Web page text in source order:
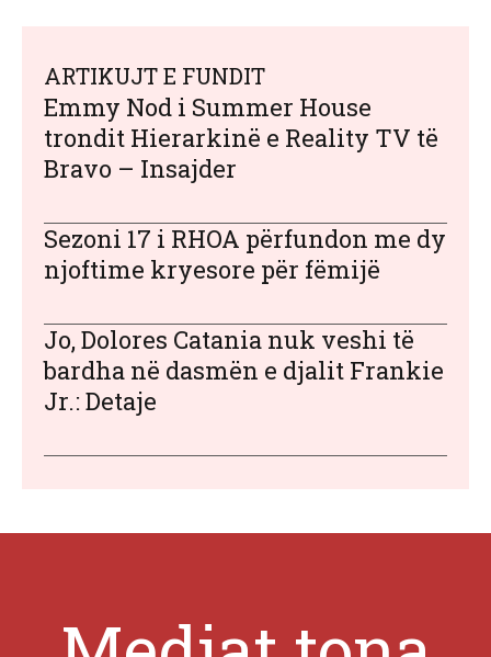
ARTIKUJT E FUNDIT
Emmy Nod i Summer House
trondit Hierarkinë e Reality TV të
Bravo – Insajder
Sezoni 17 i RHOA përfundon me dy
njoftime kryesore për fëmijë
Jo, Dolores Catania nuk veshi të
bardha në dasmën e djalit Frankie
Jr.: Detaje